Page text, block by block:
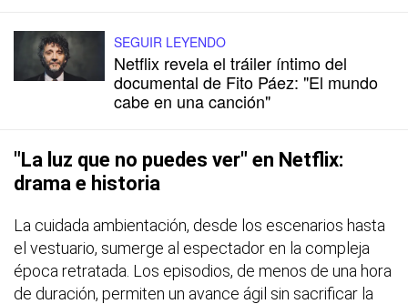
SEGUIR LEYENDO
Netflix revela el tráiler íntimo del
documental de Fito Páez: "El mundo
cabe en una canción"
"La luz que no puedes ver" en Netflix:
drama e historia
La cuidada ambientación, desde los escenarios hasta
el vestuario, sumerge al espectador en la compleja
época retratada. Los episodios, de menos de una hora
de duración, permiten un avance ágil sin sacrificar la